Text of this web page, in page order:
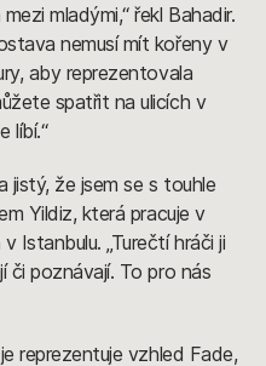
mladými,“ řekl Bahadir.
nemusí mít kořeny v
aby reprezentovala
spatřit na ulicích v
líbí.“
jistý, že jsem se s touhle
Yildiz, která pracuje v
Istanbulu. „Turečtí hráči ji
či poznávají. To pro nás
reprezentuje vzhled Fade,